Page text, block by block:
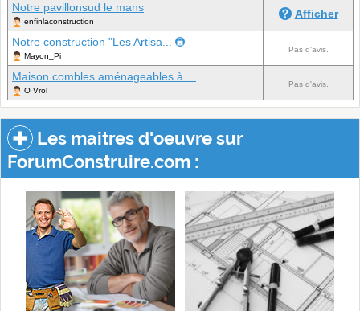
Notre pavillonsud le mans
enfinlaconstruction
Afficher
Notre construction "Les Artisa...
Mayon_Pi
Pas d'avis.
Maison combles aménageables à ...
O Vrol
Pas d'avis.
Les maitres d'oeuvre sur
ForumConstruire.com :